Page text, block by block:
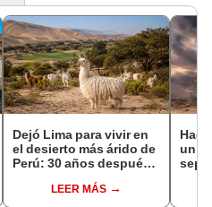
Dejó Lima para vivir en
el desierto más árido de
Perú: 30 años después,
creó un sorprendente
LEER MÁS
un